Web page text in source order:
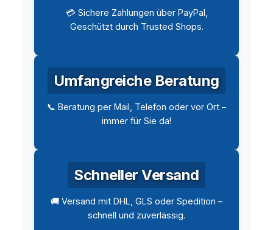
💳 Sichere Zahlungen über PayPal,
Geschützt durch Trusted Shops.
Umfangreiche Beratung
📞 Beratung per Mail, Telefon oder vor Ort –
immer für Sie da!
Schneller Versand
🚚 Versand mit DHL, GLS oder Spedition –
schnell und zuverlässig.